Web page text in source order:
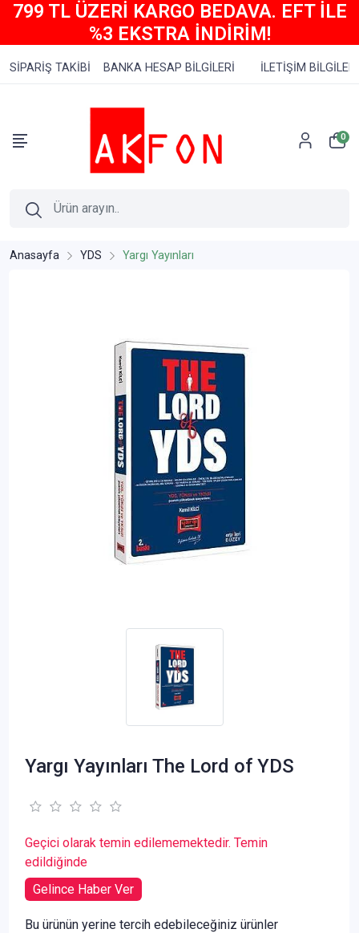
799 TL ÜZERİ KARGO BEDAVA. EFT İLE
%3 EKSTRA İNDİRİM!
SİPARİŞ TAKİBİ BANKA HESAP BİLGİLERİ İLETİŞİM BİLGİLERİ
0
Anasayfa YDS Yargı Yayınları
Yargı Yayınları The Lord of YDS
Geçici olarak temin edilememektedir. Temin
edildiğinde
Gelince Haber Ver
Bu ürünün yerine tercih edebileceğiniz ürünler